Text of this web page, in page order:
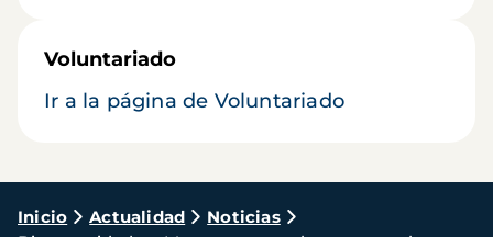
Voluntariado
Ir a la página de Voluntariado
Ruta
Inicio Actualidad
Noticias